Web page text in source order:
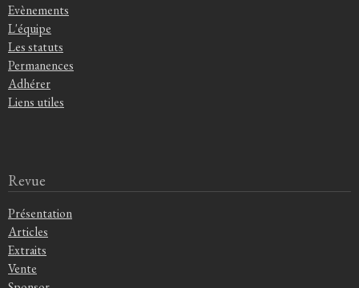
Evènements
L'équipe
Les statuts
Permanences
Adhérer
Liens utiles
Revue
Présentation
Articles
Extraits
Vente